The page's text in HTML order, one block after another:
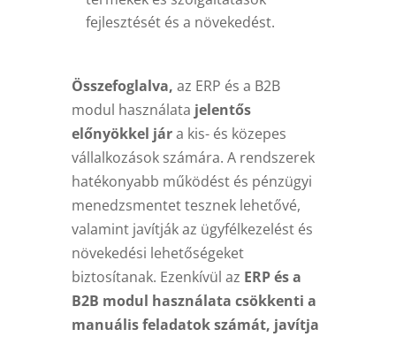
fejlesztését és a növekedést.
Összefoglalva, az ERP és a B2B
modul használata jelentős
előnyökkel jára kis- és közepes
vállalkozások számára. A rendszerek
hatékonyabb működést és pénzügyi
menedzsmentet tesznek lehetővé,
valamint javítják az ügyfélkezelést és
növekedési lehetőségeket
biztosítanak. Ezenkívül az ERP és a
B2B modul használata csökkenti a
manuális feladatok számát, javítja